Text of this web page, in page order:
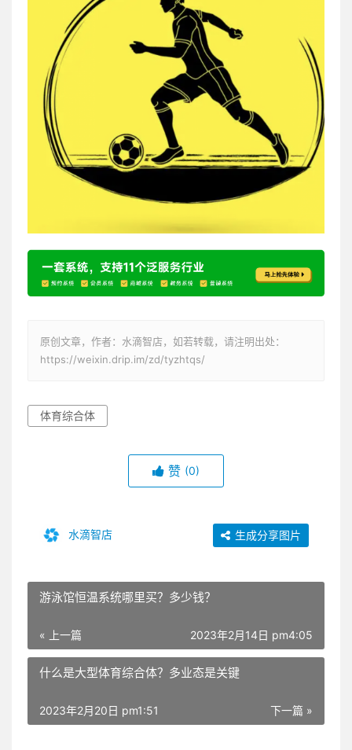
原创文章，作者：水滴智店，如若转载，请注明出处：
https://weixin.drip.im/zd/tyzhtqs/
体育综合体
赞 (0)
水滴智店 生成分享图片
游泳馆恒温系统哪里买？多少钱？
« 上一篇 2023年2月14日 pm4:05
什么是大型体育综合体？多业态是关键
下一篇 »
2023年2月20日 pm1:51